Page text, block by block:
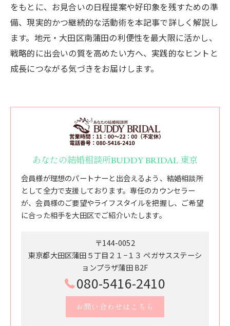
をもとに、お見合いの日程提案や好印象を残すための準
備、現実的かつ継続的な活動術を本記事で詳しく解説し
ます。地元・大田区南蒲田の利便性を最大限に活かし、
戦略的に出会いの質を高めたい方へ、実践的なヒントと
成長につながる気づきをお届けします。
あなたの結婚相談所BUDDY BRIDAL 東京
会員様が理想のパートナーと出会えるよう、結婚相談所
として全力で支援しております。専任のカウンセラー
が、会員様のご要望やライフスタイルを把握し、ご希望
に合った相手を大田区でご紹介いたします。
〒144-0052
東京都大田区蒲田５丁目２１−１３ ペガサスステーシ
ョンプラザ蒲田 B2F
080-5416-2410
お問い合わせはこちら